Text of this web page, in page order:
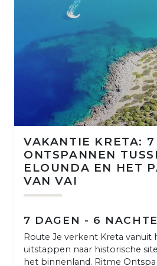
VAKANTIE KRETA: 7
ONTSPANNEN
ELOUNDA EN HET
VAN VAI
7 DAGEN - 6
Route Je verkent Kreta
uitstappen naar historische
het binnenland. Ritme